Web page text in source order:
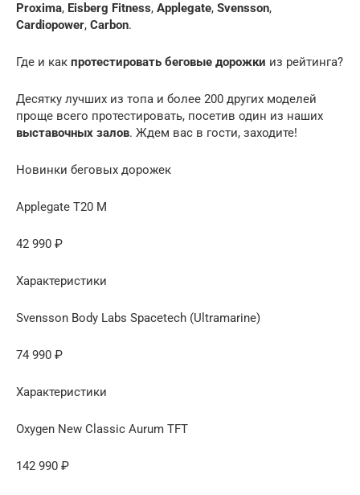
Proxima, Eisberg Fitness, Applegate, Svensson,
Сardiopower, Сarbon.
Где и как протестировать беговые дорожки из рейтинга?
Десятку лучших из топа и более 200 других моделей
проще всего протестировать, посетив один из наших
выставочных залов. Ждем вас в гости, заходите!
Новинки беговых дорожек
Applegate T20 M
42 990 ₽
Характеристики
Svensson Body Labs Spacetech (Ultramarine)
74 990 ₽
Характеристики
Oxygen New Classic Aurum TFT
142 990 ₽